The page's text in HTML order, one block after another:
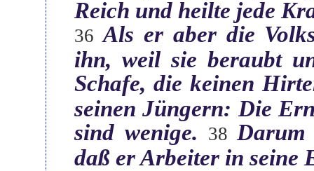
Reich und heilte jede
‏36Als er aber die
ihn, weil sie beraubt
Schafe, die keinen
seinen Jüngern: Die
sind wenige.‎
‏38
daß er Arbeiter in seine